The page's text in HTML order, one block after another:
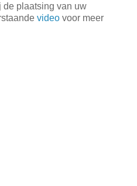
de plaatsing van uw
video voor meer